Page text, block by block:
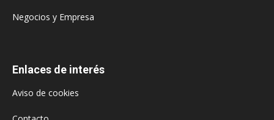
Negocios y Empresa
Enlaces de interés
Aviso de cookies